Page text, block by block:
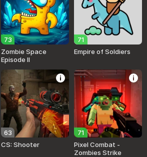
73
Zombie Space
Episode II
71
Empire of Soldiers
63
CS: Shooter
71
Pixel Combat -
Zombies Strike